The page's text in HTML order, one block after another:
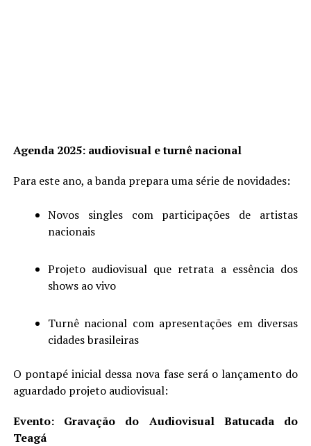
Agenda 2025: audiovisual e turnê nacional
Para este ano, a banda prepara uma série de novidades:
Novos singles com participações de artistas
nacionais
Projeto audiovisual que retrata a essência dos
shows ao vivo
Turnê nacional com apresentações em diversas
cidades brasileiras
O pontapé inicial dessa nova fase será o lançamento do
aguardado projeto audiovisual:
Evento: Gravação do Audiovisual Batucada do
Teagá